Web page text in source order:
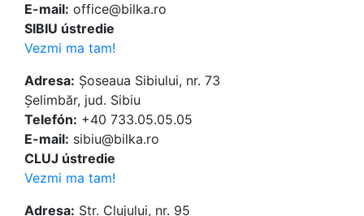
E-mail: office@bilka.ro
SIBIU ústredie
Vezmi ma tam!
Adresa: Șoseaua Sibiului, nr. 73
Șelimbăr, jud. Sibiu
Telefón: +40 733.05.05.05
E-mail: sibiu@bilka.ro
CLUJ ústredie
Vezmi ma tam!
Adresa: Str. Clujului, nr. 95